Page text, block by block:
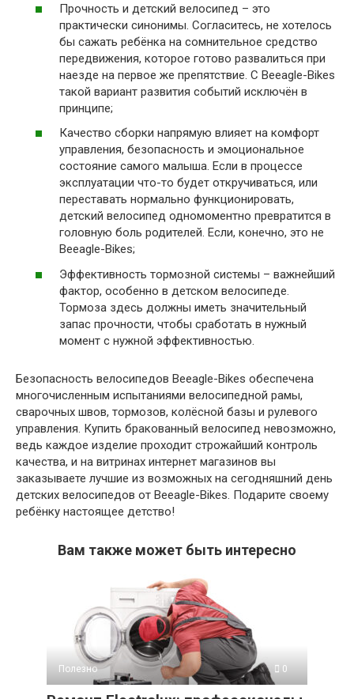
Прочность и детский велосипед – это
практически синонимы. Согласитесь, не хотелось
бы сажать ребёнка на сомнительное средство
передвижения, которое готово развалиться при
наезде на первое же препятствие. С Beeagle-Bikes
такой вариант развития событий исключён в
принципе;
Качество сборки напрямую влияет на комфорт
управления, безопасность и эмоциональное
состояние самого малыша. Если в процессе
эксплуатации что-то будет откручиваться, или
переставать нормально функционировать,
детский велосипед одномоментно превратится в
головную боль родителей. Если, конечно, это не
Beeagle-Bikes;
Эффективность тормозной системы – важнейший
фактор, особенно в детском велосипеде.
Тормоза здесь должны иметь значительный
запас прочности, чтобы сработать в нужный
момент с нужной эффективностью.
Безопасность велосипедов Beeagle-Bikes обеспечена
многочисленным испытаниями велосипедной рамы,
сварочных швов, тормозов, колёсной базы и рулевого
управления. Купить бракованный велосипед невозможно,
ведь каждое изделие проходит строжайший контроль
качества, и на витринах интернет магазинов вы
заказываете лучшие из возможных на сегодняшний день
детских велосипедов от Beeagle-Bikes. Подарите своему
ребёнку настоящее детство!
Вам также может быть интересно
Полезно 0